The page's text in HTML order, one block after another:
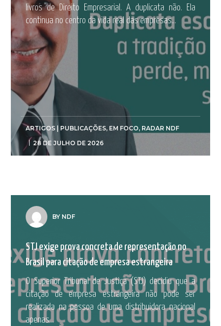
livros de Direito Empresarial. A duplicata não. Ela
continua no centro da vida real das empresas...
ARTIGOS | PUBLICAÇÕES, EM FOCO, RADAR NDF
28 DE JULHO DE 2026
BY NDF
STJ exige prova concreta de representação no
Brasil para citação de empresa estrangeira
O Superior Tribunal de Justiça (STJ) decidiu que a
citação de empresa estrangeira não pode ser
realizada na pessoa de uma distribuidora nacional
apenas...